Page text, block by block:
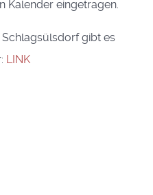
Kalender eingetragen.
gibt es
LINK